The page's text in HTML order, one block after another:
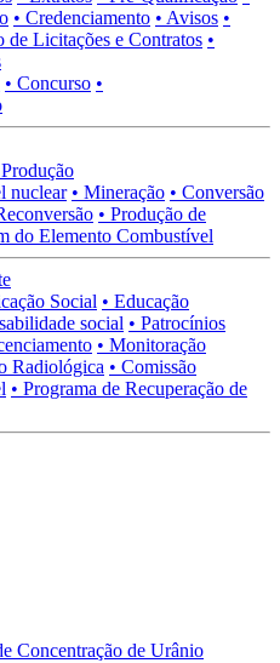
• Credenciamento • Avisos •
de Licitações e Contratos •
• Concurso •
Produção
nuclear • Mineração • Conversão
• Produção de
do Elemento Combustível
Social • Educação
social • Patrocínios
• Monitoração
Radiológica • Comissão
• Programa de Recuperação de
Concentração de Urânio